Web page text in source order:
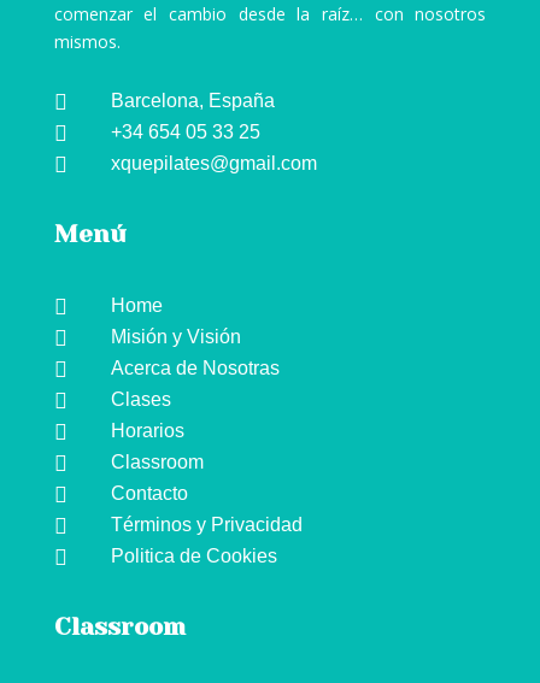
comenzar el cambio desde la raíz… con nosotros
mismos.
 Barcelona, España
 +34 654 05 33 25
 xquepilates@gmail.com
Menú
 Home
 Misión y Visión
 Acerca de Nosotras
 Clases
 Horarios
 Classroom
 Contacto
 Términos y Privacidad
 Politica de Cookies
Classroom